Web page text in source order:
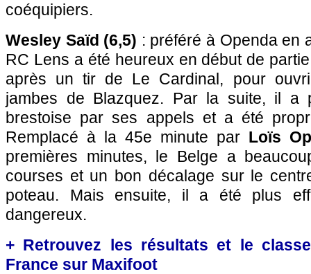
coéquipiers.
Wesley Saïd (6,5) : préféré à Openda en
RC Lens a été heureux en début de
après un tir de Le Cardinal, pour
jambes de Blazquez. Par la suite, il a
brestoise par ses appels et a été
Remplacé à la 45e minute par Loïs
premières minutes, le Belge a
courses et un bon décalage sur le
poteau. Mais ensuite, il a été plus
dangereux.
+ Retrouvez les résultats et le
France sur Maxifoot